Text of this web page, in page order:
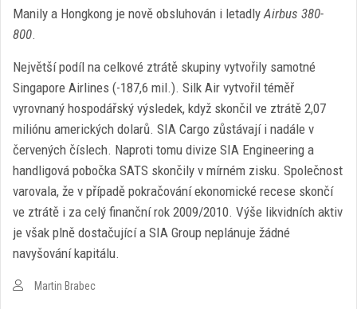
Manily a Hongkong je nově obsluhován i letadlyAirbus 380-
800.
Největší podíl na celkové ztrátě skupiny vytvořily samotné
Singapore Airlines (-187,6 mil.). Silk Air vytvořil téměř
vyrovnaný hospodářský výsledek, když skončil ve ztrátě 2,07
miliónu amerických dolarů. SIA Cargo zůstávají i nadále v
červených číslech. Naproti tomu divize SIA Engineering a
handligová pobočka SATS skončily v mírném zisku. Společnost
varovala, že v případě pokračování ekonomické recese skončí
ve ztrátě i za celý finanční rok 2009/2010. Výše likvidních aktiv
je však plně dostačující a SIA Group neplánuje žádné
navyšování kapitálu.
Martin Brabec